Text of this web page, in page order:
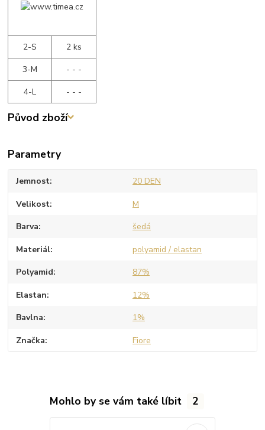
2-S
2 ks
3-M
- - -
4-L
- - -
Původ zboží
Parametry
Jemnost 20 DEN
Velikost M
Barva šedá
Materiál polyamid / elastan
Polyamid 87%
Elastan 12%
Bavlna 1%
Značka Fiore
Mohlo by se vám také líbit 2